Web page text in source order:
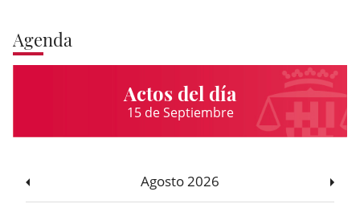
Agenda
Actos del día
15 de Septiembre
Agosto 2026